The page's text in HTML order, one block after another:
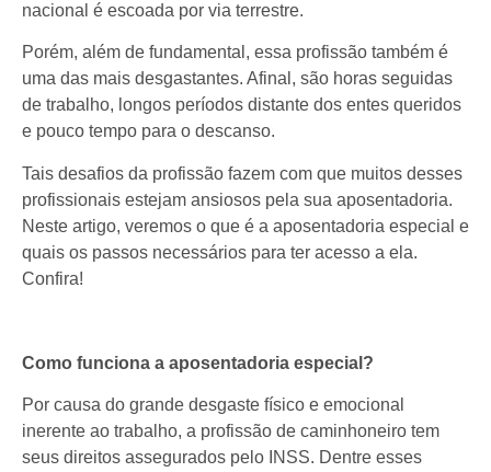
nacional é escoada por via terrestre.
Porém, além de fundamental, essa profissão também é
uma das mais desgastantes. Afinal, são horas seguidas
de trabalho, longos períodos distante dos entes queridos
e pouco tempo para o descanso.
Tais desafios da profissão fazem com que muitos desses
profissionais estejam ansiosos pela sua aposentadoria.
Neste artigo, veremos o que é a aposentadoria especial e
quais os passos necessários para ter acesso a ela.
Confira!
Como funciona a aposentadoria especial?
Por causa do grande desgaste físico e emocional
inerente ao trabalho, a profissão de caminhoneiro tem
seus direitos assegurados pelo INSS. Dentre esses